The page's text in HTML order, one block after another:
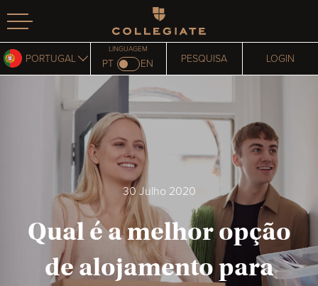
Homepage
PORTUGAL PT
LINGUAGEM
EN PESQUISA LOGIN
30 Julho 2020
Qual é a melhor opção
de alojamento para